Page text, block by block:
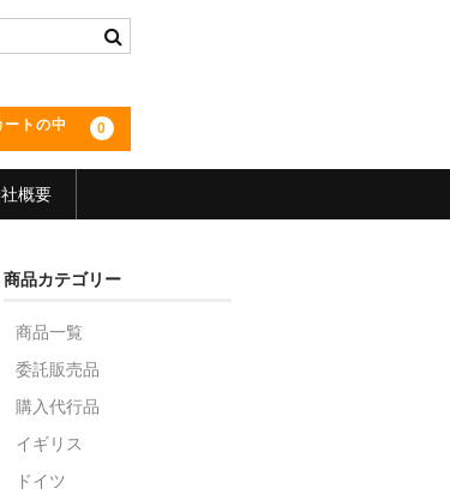
ートの中 0
概要
商品カテゴリー
商品一覧
委託販売品
購入代行品
イギリス
ドイツ